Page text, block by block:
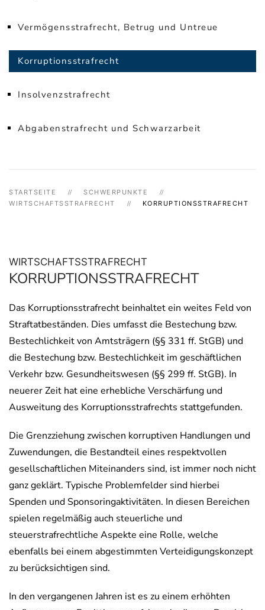
Vermögensstrafrecht, Betrug und Untreue
Korruptionsstrafrecht
Insolvenzstrafrecht
Abgabenstrafrecht und Schwarzarbeit
STARTSEITE
SCHWERPUNKTE
WIRTSCHAFTSSTRAFRECHT
KORRUPTIONSSTRAFRECHT
WIRTSCHAFTSSTRAFRECHT
KORRUPTIONSSTRAFRECHT
Das Korruptionsstrafrecht beinhaltet ein weites Feld von
Straftatbeständen. Dies umfasst die Bestechung bzw.
Bestechlichkeit von Amtsträgern (§§ 331 ff. StGB) und
die Bestechung bzw. Bestechlichkeit im geschäftlichen
Verkehr bzw. Gesundheitswesen (§§ 299 ff. StGB). In
neuerer Zeit hat eine erhebliche Verschärfung und
Ausweitung des Korruptionsstrafrechts stattgefunden.
Die Grenzziehung zwischen korruptiven Handlungen und
Zuwendungen, die Bestandteil eines respektvollen
gesellschaftlichen Miteinanders sind, ist immer noch nicht
ganz geklärt. Typische Problemfelder sind hierbei
Spenden und Sponsoringaktivitäten. In diesen Bereichen
spielen regelmäßig auch steuerliche und
steuerstrafrechtliche Aspekte eine Rolle, welche
ebenfalls bei einem abgestimmten Verteidigungskonzept
zu berücksichtigen sind.
In den vergangenen Jahren ist es zu einem erhöhten